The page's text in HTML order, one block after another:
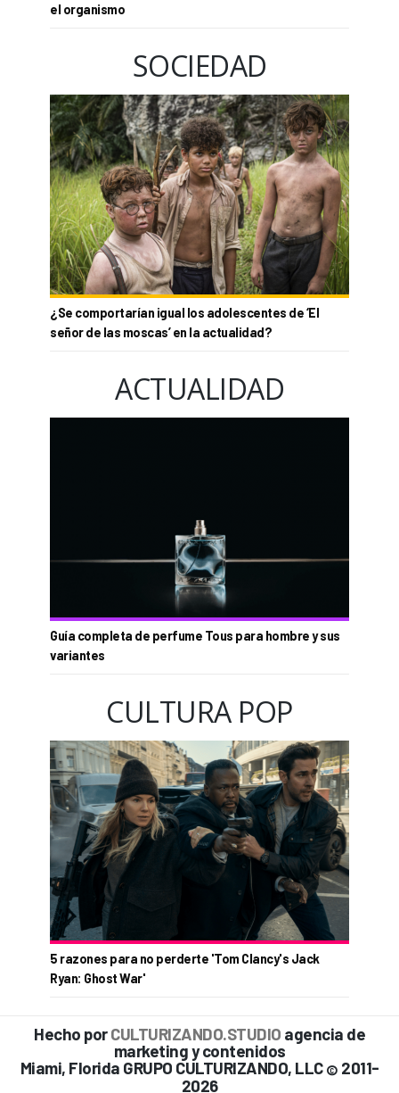
el organismo
SOCIEDAD
¿Se comportarían igual los adolescentes de ‘El
señor de las moscas’ en la actualidad?
ACTUALIDAD
Guía completa de perfume Tous para hombre y sus
variantes
CULTURA POP
5 razones para no perderte 'Tom Clancy's Jack
Ryan: Ghost War'
Hecho porCULTURIZANDO.STUDIO agencia de
marketing y contenidos
Miami, Florida GRUPO CULTURIZANDO, LLC © 2011-
2026